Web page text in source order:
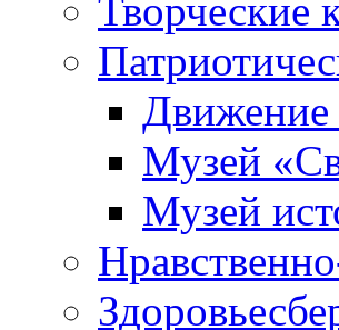
Творческие
Музей
Музей